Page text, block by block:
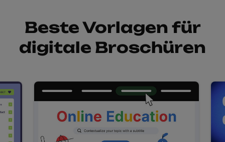
Beste Vorlagen für
digitale Broschüren